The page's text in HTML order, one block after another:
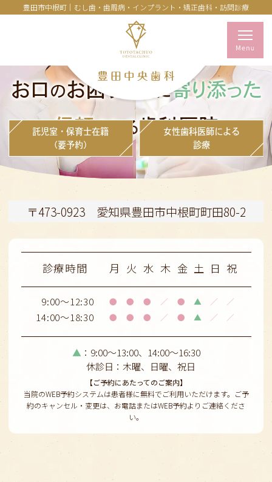
豊田市中根町｜むし歯・歯周病・インプラント・矯正歯科・訪問診療
お口のお困りごと に寄り添った
信頼される歯科医院
託児室・保育士在籍
（要予約）
女性歯科医師による
診療
〒473-0923 愛知県豊田市中根町町田80-2
診療時間 月 火 水 木 金 土 日 祝
9:00～12:30 ● ● ● ／ ● ▲ ／ ／
14:00～18:30 ● ● ● ／ ● ▲ ／ ／
▲ ：9:00～13:00、14:00〜16:30
休診日：木曜、日曜、祝日
【ご予約にあたってのご案内】
当院のWEB予約システムは患者様に無料でご利用いただけます。ご予
約のキャンセル・変更は、お電話またはWEB予約よりご連絡くださ
い。